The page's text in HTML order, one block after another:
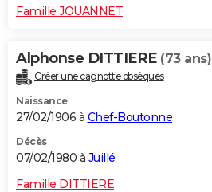
Famille JOUANNET
Alphonse DITTIERE (73 ans)
Créer une cagnotte obsèques
Naissance
27/02/1906 à Chef-Boutonne
Décès
07/02/1980 à Juillé
Famille DITTIERE